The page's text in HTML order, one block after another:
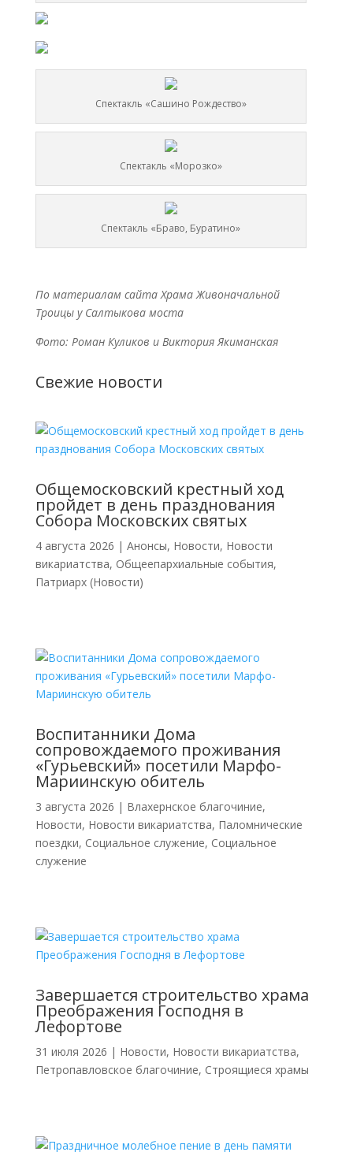
Спектакль «Сашино Рождество»
Спектакль «Морозко»
Спектакль «Браво, Буратино»
По материалам сайта Храма Живоначальной
Троицы у Салтыкова моста
Фото: Роман Куликов и Виктория Якиманская
Свежие новости
Общемосковский крестный ход
пройдет в день празднования
Собора Московских святых
4 августа 2026 | Анонсы, Новости, Новости
викариатства, Общеепархиальные события,
Патриарх (Новости)
Воспитанники Дома
сопровождаемого проживания
«Гурьевский» посетили Марфо-
Мариинскую обитель
3 августа 2026 | Влахернское благочиние,
Новости, Новости викариатства, Паломнические
поездки, Социальное служение, Социальное
служение
Завершается строительство храма
Преображения Господня в
Лефортове
31 июля 2026 | Новости, Новости викариатства,
Петропавловское благочиние, Строящиеся храмы